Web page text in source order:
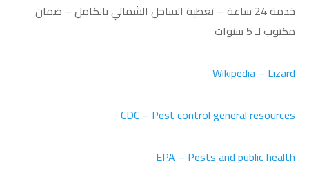
خدمة 24 ساعة – تغطية الساحل الشمالي بالكامل – ضمان
مكتوب لـ 5 سنوات
Wikipedia – Lizard
CDC – Pest control general resources
EPA – Pests and public health